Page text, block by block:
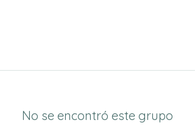
No se encontró este grupo